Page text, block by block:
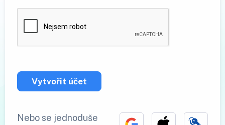
Vytvořit účet
Nebo se jednoduše